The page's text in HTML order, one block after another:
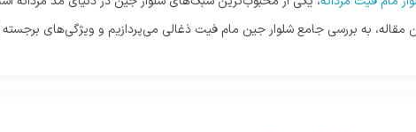
مقاله، به بررسی جامع شلوار جین مام فیت ذغالی می‌پردازیم و ویژگی‌های